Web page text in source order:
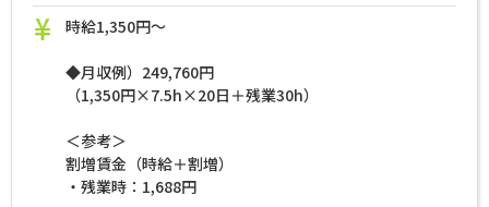
時給1,350円～
◆月収例）249,760円
（1,350円×7.5h×20日＋残業30h）
＜参考＞
割増賃金（時給＋割増）
・残業時：1,688円